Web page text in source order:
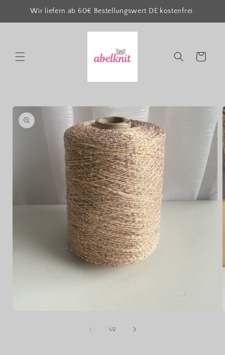
Wir liefern ab 60€ Bestellungswert DE kostenfrei.
Warenkorb
1 /von
2